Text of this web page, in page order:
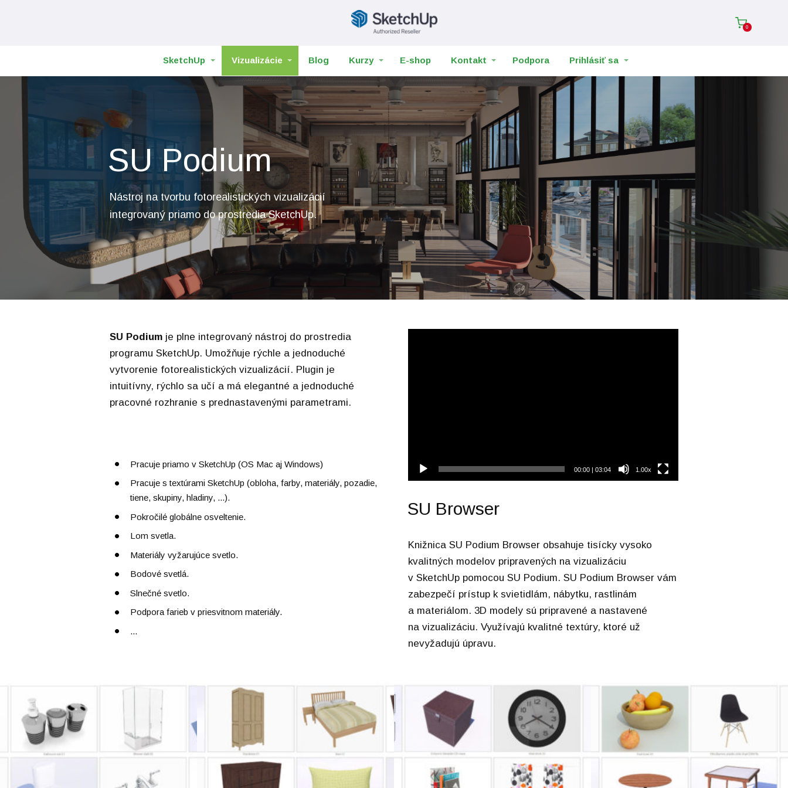
0
SketchUp Vizualizácie Blog Kurzy E-shop Kontakt Podpora Prihlásiť sa
SU Podium
Nástroj na tvorbu fotorealistických vizualizácií
integrovaný priamo do prostredia SketchUp.
SU Podium je plne integrovaný nástroj do prostredia
programu SketchUp. Umožňuje rýchle a jednoduché
vytvorenie fotorealistických vizualizácií. Plugin je
intuitívny, rýchlo sa učí a má elegantné a jednoduché
pracovné rozhranie s prednastavenými parametrami.
Pracuje priamo v SketchUp (OS Mac aj Windows)
Pracuje s textúrami SketchUp (obloha, farby, materiály, pozadie,
tiene, skupiny, hladiny, ...).
Pokročilé globálne osveltenie.
Lom svetla.
Materiály vyžarujúce svetlo.
Bodové svetlá.
Slnečné svetlo.
Podpora farieb v priesvitnom materiály.
...
00:00 | 03:04 1.00x
SU Browser
Knižnica SU Podium Browser obsahuje tisícky vysoko
kvalitných modelov pripravených na vizualizáciu
v SketchUp pomocou SU Podium. SU Podium Browser vám
zabezpečí prístup k svietidlám, nábytku, rastlinám
a materiálom. 3D modely sú pripravené a nastavené
na vizualizáciu. Využívajú kvalitné textúry, ktoré už
nevyžadujú úpravu.